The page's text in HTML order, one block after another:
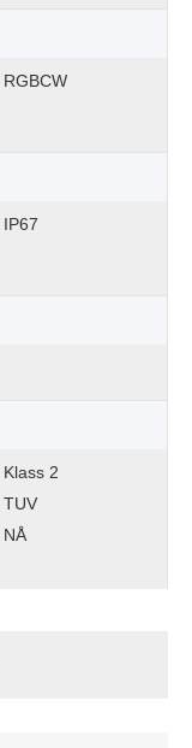
RGBCW
IP67
Klass 2
TUV
NÅ